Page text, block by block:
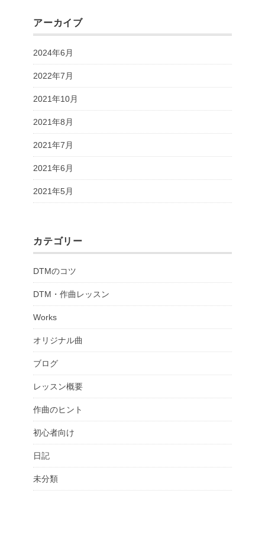
アーカイブ
2024年6月
2022年7月
2021年10月
2021年8月
2021年7月
2021年6月
2021年5月
カテゴリー
DTMのコツ
DTM・作曲レッスン
Works
オリジナル曲
ブログ
レッスン概要
作曲のヒント
初心者向け
日記
未分類